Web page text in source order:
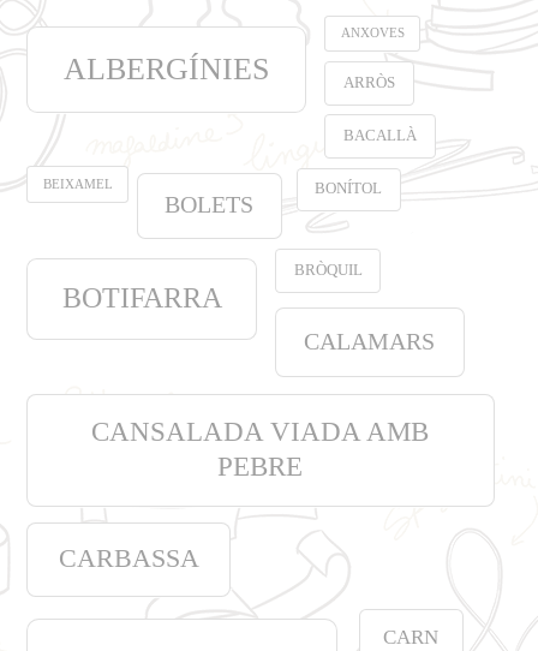
ALBERGÍNIES
ANXOVES
ARRÒS
BACALLÀ
BEIXAMEL
BOLETS
BONÍTOL
BOTIFARRA
BRÒQUIL
CALAMARS
CANSALADA VIADA AMB
PEBRE
CARBASSA
CARN